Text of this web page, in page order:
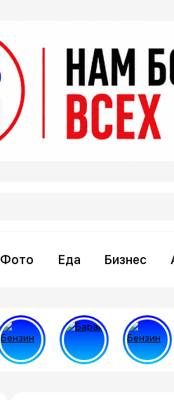
Фото Еда Бизнес